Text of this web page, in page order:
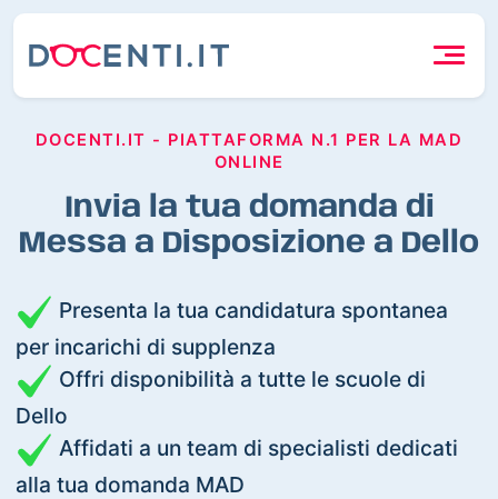
DOCENTI.IT - PIATTAFORMA N.1 PER LA MAD
ONLINE
Invia la tua domanda di
Messa a Disposizione a Dello
Presenta la tua candidatura spontanea
per incarichi di supplenza
Offri disponibilità a tutte le scuole di
Dello
Affidati a un team di specialisti dedicati
alla tua domanda MAD